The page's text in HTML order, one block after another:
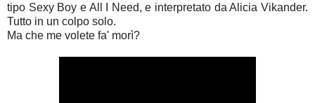
tipo Sexy Boy e All I Need, e interpretato da Alicia Vikander.
Tutto in un colpo solo.
Ma che me volete fa' morì?